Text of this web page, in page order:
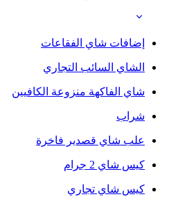
إضافات شاي الفقاعات
الشاي السائب التجاري
شاي الفاكهة منزوعة الكافيين
شراب
علب شاي قصدير فاخرة
كيس شاي 2 جرام
كيس شاي تجاري